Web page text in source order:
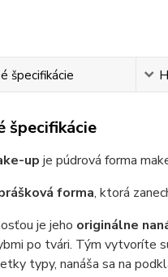
špecifikácie
špecifikácie
up je púdrová forma
forma, ktorá
je jeho originálne
po tvári. Tým vytvoríte
typy, nanáša sa na